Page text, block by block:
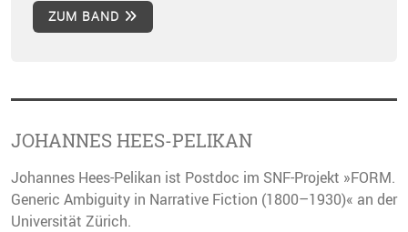
ZUM BAND
JOHANNES HEES-PELIKAN
Johannes Hees-Pelikan ist Postdoc im SNF-Projekt »FORM.
Generic Ambiguity in Narrative Fiction (1800–1930)« an der
Universität Zürich.